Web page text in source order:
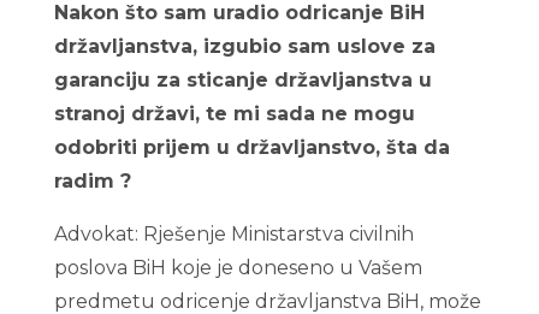
Nakon što sam uradio odricanje BiH
državljanstva, izgubio sam uslove za
garanciju za sticanje državljanstva u
stranoj državi, te mi sada ne mogu
odobriti prijem u državljanstvo, šta da
radim ?
Advokat: Rješenje Ministarstva civilnih
poslova BiH koje je doneseno u Vašem
predmetu odricenje državljanstva BiH, može